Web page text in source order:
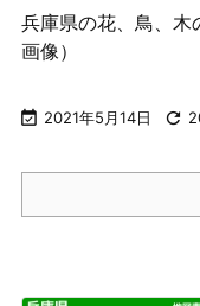
兵庫県の花、鳥、木
画像）
 2021年5月14日 